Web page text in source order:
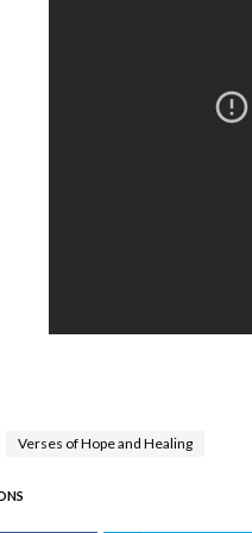
Verses of Hope and Healing